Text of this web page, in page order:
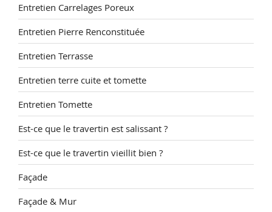
Entretien Carrelages Poreux
Entretien Pierre Renconstituée
Entretien Terrasse
Entretien terre cuite et tomette
Entretien Tomette
Est-ce que le travertin est salissant ?
Est-ce que le travertin vieillit bien ?
Façade
Façade & Mur